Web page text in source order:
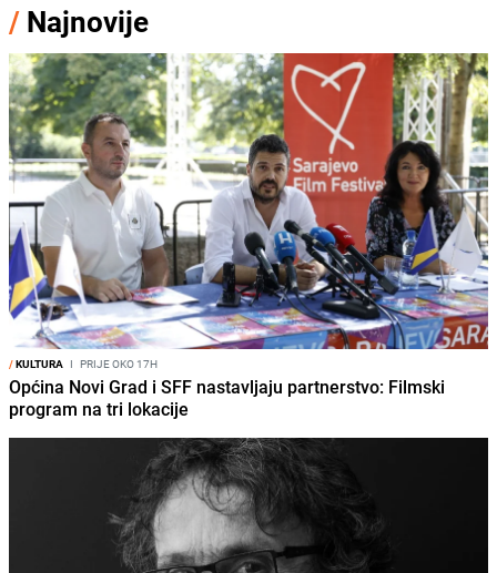
/ Najnovije
/KULTURA I PRIJE OKO 17H
Općina Novi Grad i SFF nastavljaju partnerstvo: Filmski
program na tri lokacije